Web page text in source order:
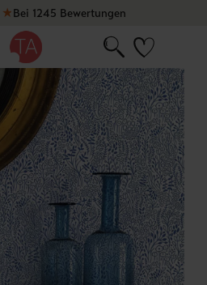
★Bei 1245 Bewertungen